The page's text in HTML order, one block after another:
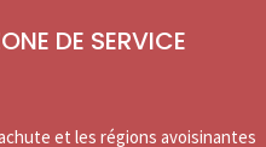
DE SERVICE
et les régions avoisinantes